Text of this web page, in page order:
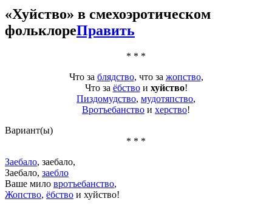
«Хуйство» в смехоэротическом
фольклореПравить
* * *
Что за блядство, что за жопство,
Что за ёбствои хуйство!
Пиздомудство, мудотяпство,
Вротъебанство и херство!
Вариант(ы)
* * *
Заебало, заебало,
Заебало, заебло
Ваше мило вротъебанство,
Жопство, ёбство и хуйство!